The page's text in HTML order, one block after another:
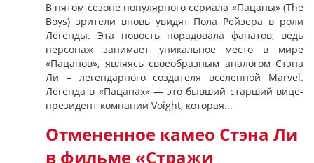
В пятом сезоне популярного сериала «Пацаны» (The
Boys) зрители вновь увидят Пола Рейзера в роли
Легенды. Эта новость порадовала фанатов, ведь
персонаж занимает уникальное место в мире
«Пацанов», являясь своеобразным аналогом Стэна
Ли – легендарного создателя вселенной Marvel.
Легенда в «Пацанах» — это бывший старший вице-
президент компании Voight, которая...
Отмененное камео Стэна Ли
в фильме «Стражи